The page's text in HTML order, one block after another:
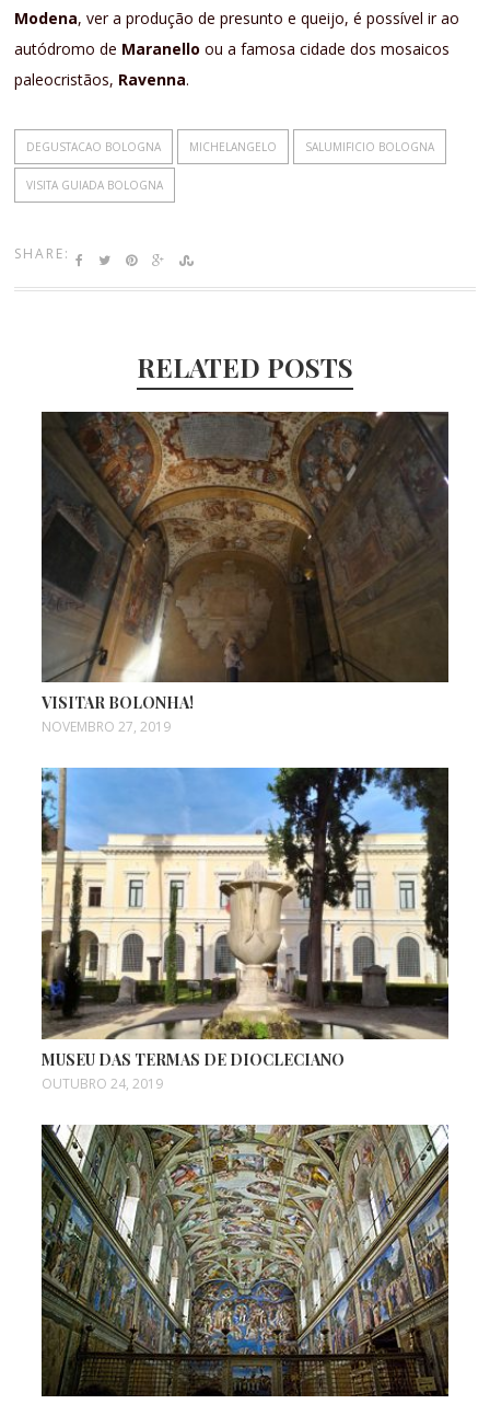
Modena, ver a produção de presunto e queijo, é possível ir ao
autódromo de Maranello ou a famosa cidade dos mosaicos
paleocristãos, Ravenna.
DEGUSTACAO BOLOGNA MICHELANGELO SALUMIFICIO BOLOGNA
VISITA GUIADA BOLOGNA
SHARE:
RELATED POSTS
VISITAR BOLONHA!
NOVEMBRO 27, 2019
MUSEU DAS TERMAS DE DIOCLECIANO
OUTUBRO 24, 2019